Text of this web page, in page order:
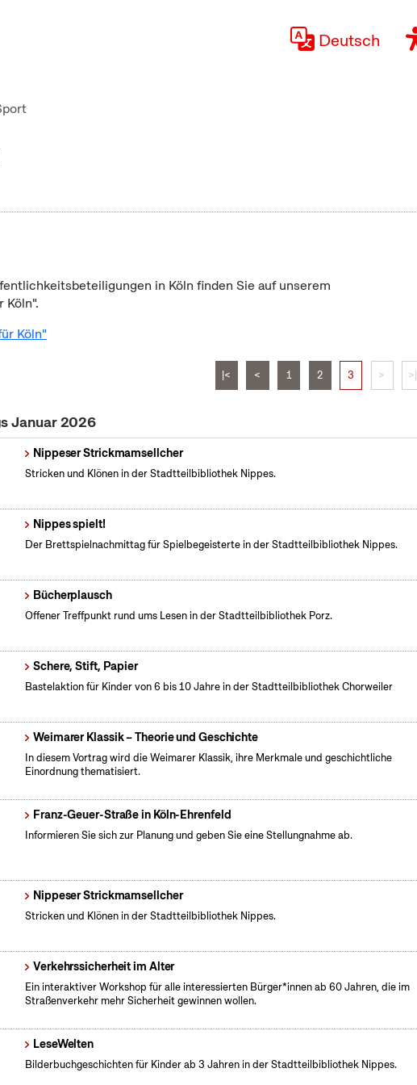
Deutsch
in Köln finden Sie auf unserem
Köln".
Köln"
|< < 1 2 3 > >|
Januar 2026
Nippeser Strickmamsellcher
Stricken und Klönen in der Stadtteilbibliothek Nippes.
Nippes spielt!
Der Brettspielnachmittag für Spielbegeisterte in der Stadtteilbibliothek Nippes.
Bücherplausch
Offener Treffpunkt rund ums Lesen in der Stadtteilbibliothek Porz.
Schere, Stift, Papier
Bastelaktion für Kinder von 6 bis 10 Jahre in der Stadtteilbibliothek Chorweiler
Weimarer Klassik – Theorie und Geschichte
In diesem Vortrag wird die Weimarer Klassik, ihre Merkmale und geschichtliche
Einordnung thematisiert.
Franz-Geuer-Straße in Köln-Ehrenfeld
Informieren Sie sich zur Planung und geben Sie eine Stellungnahme ab.
Nippeser Strickmamsellcher
Stricken und Klönen in der Stadtteilbibliothek Nippes.
Verkehrssicherheit im Alter
Ein interaktiver Workshop für alle interessierten Bürger*innen ab 60 Jahren, die im
Straßenverkehr mehr Sicherheit gewinnen wollen.
LeseWelten
Bilderbuchgeschichten für Kinder ab 3 Jahren in der Stadtteilbibliothek Nippes.